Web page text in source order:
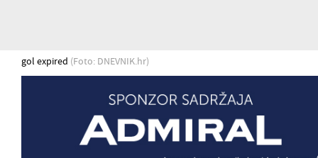
gol expired (Foto: DNEVNIK.hr)